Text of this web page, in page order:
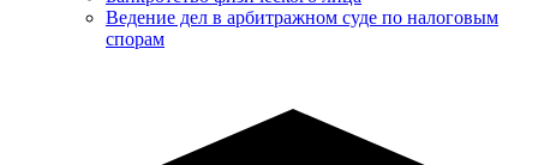
Ведение дел в арбитражном суде по налоговым
спорам